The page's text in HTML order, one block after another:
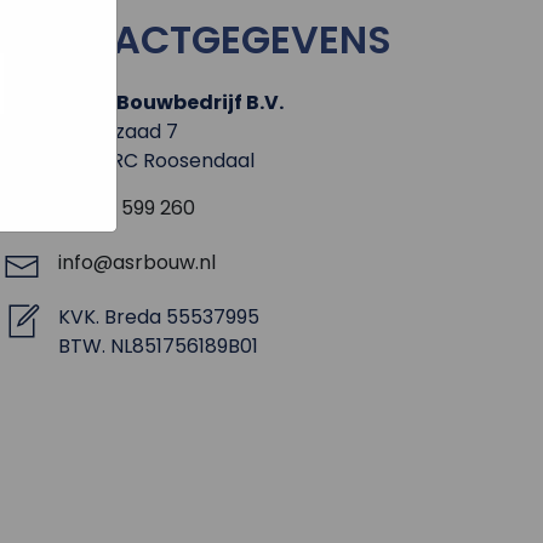
CONTACTGEGEVENS
A.S.R. Bouwbedrijf B.V.
Rechtzaad 7
4703 RC Roosendaal
0165 - 599 260
info@asrbouw.nl
KVK. Breda 55537995
BTW. NL851756189B01
Er
van